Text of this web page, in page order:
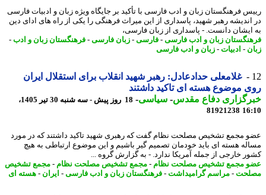
فرهنگستان زبان و ادب فارسی با تأکید بر جایگاه ویژه زبان و ادبیات فارسی
رهبر شهید، پاسداری از این میراث فرهنگی را یکی از راه های ادای دین
دانست. - پاسداری از زبان فارسی،
زبان و ادب فارسی -فارسی -زبان فارسی -فرهنگستان زبان و ادب -
-ادبیات-زبان و ادب فارسی
غلامعلی حدادعادل: رهبر شهید انقلاب برای استقلال ایران
موضوع هسته ای تاکید داشتند
دفاع مقدس-سیاسی-
18 روز پیش - سه شنبه 30 تیر 1405،
81921238
مجمع تشخیص مصلحت نظام گفت که رهبری شهید تاکید داشتند که در مورد
هسته ای باید خودمان تصمیم گیر باشیم و این موضوع ارتباطی به هیچ
خارجی از جمله آمریکا ندارد. - به گزارش گروه ...
مجمع تشخیص مصلحت نظام-مجمع تشخیص مصلحت نظام-مجمع تشخیص
-مراسم گرامیداشت -فرهنگستان زبان و ادب فارسی -ایران - هسته ای